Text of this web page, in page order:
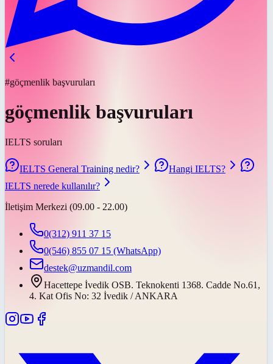
#göçmenlik başvuruları
göçmenlik başvuruları
IELTS soruları
IELTS General Training nedir?
Hangi IELTS?
IELTS nerede kullanılır?
İletişim Merkezi (09.00 - 22.00)
0(312) 911 37 15
0(546) 855 07 15 (WhatsApp)
destek@uzmandil.com
Hacettepe İvedik OSB. Teknokenti 1368. Cadde No.61,
4. Kat Ofis No: 32 İvedik / ANKARA